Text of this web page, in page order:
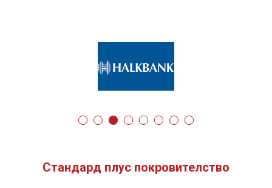
Стандард плус покровителство